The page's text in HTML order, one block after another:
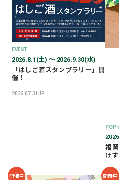
EVENT
2026.8.1(土) 〜 2026.9.30(水)
「はしご酒スタンプラリー」開
催！
2026.07.31UP
POP
福
け
会
開催中 開催中